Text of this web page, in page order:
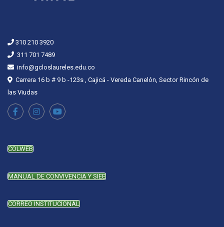
310 210 3920
311 701 7489
info@gcloslaureles.edu.co
Carrera 16 b # 9 b -123s , Cajicá - Vereda Canelón, Sector Rincón de
las Viudas
COLWEB
MANUAL DE CONVIVENCIA Y SIEE
CORREO INSTITUCIONAL